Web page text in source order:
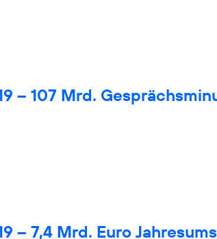
– 107 Mrd.
– 7,4 Mrd. Euro